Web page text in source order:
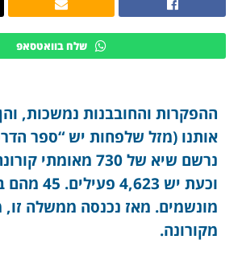
שלח בוואטסאפ
ההפקרות והחובבנות נמשכות,
אותנו (מזל שלפחות יש “ספר
נרשם שיא של 730
מקורונה.